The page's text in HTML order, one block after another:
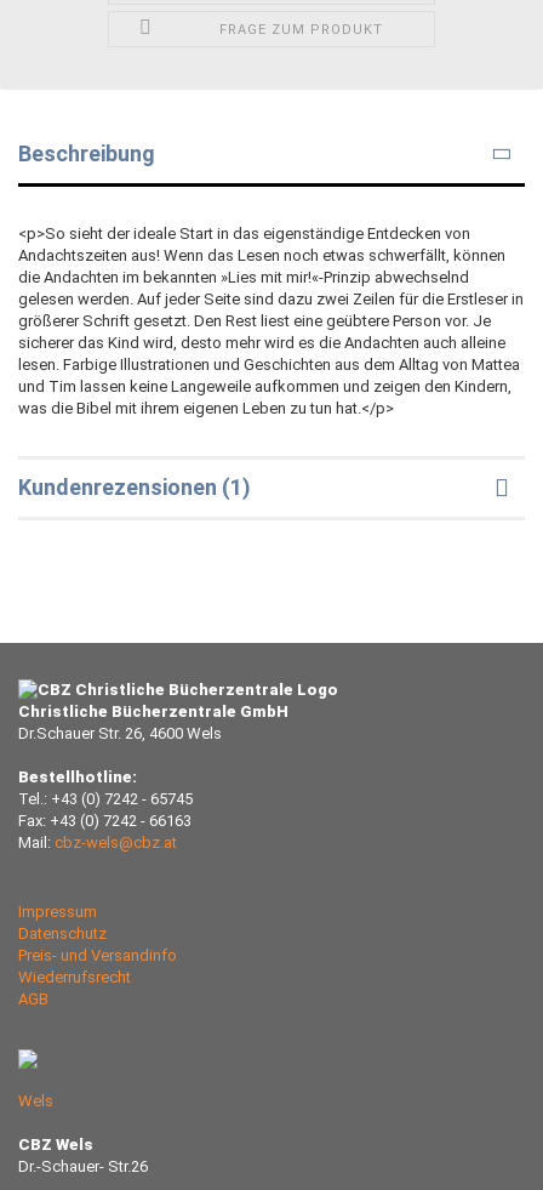
FRAGE ZUM PRODUKT
Beschreibung
<p>So sieht der ideale Start in das eigenständige Entdecken von
Andachtszeiten aus! Wenn das Lesen noch etwas schwerfällt, können
die Andachten im bekannten »Lies mit mir!«-Prinzip abwechselnd
gelesen werden. Auf jeder Seite sind dazu zwei Zeilen für die Erstleser in
größerer Schrift gesetzt. Den Rest liest eine geübtere Person vor. Je
sicherer das Kind wird, desto mehr wird es die Andachten auch alleine
lesen. Farbige Illustrationen und Geschichten aus dem Alltag von Mattea
und Tim lassen keine Langeweile aufkommen und zeigen den Kindern,
was die Bibel mit ihrem eigenen Leben zu tun hat.</p>
Kundenrezensionen (1)
Christliche Bücherzentrale GmbH
Dr.Schauer Str. 26, 4600 Wels
Bestellhotline:
Tel.: +43 (0) 7242 - 65745
Fax: +43 (0) 7242 - 66163
Mail: cbz-wels@cbz.at
Impressum
Datenschutz
Preis- und Versandinfo
Wiederrufsrecht
AGB
Wels
CBZ Wels
Dr.-Schauer- Str.26